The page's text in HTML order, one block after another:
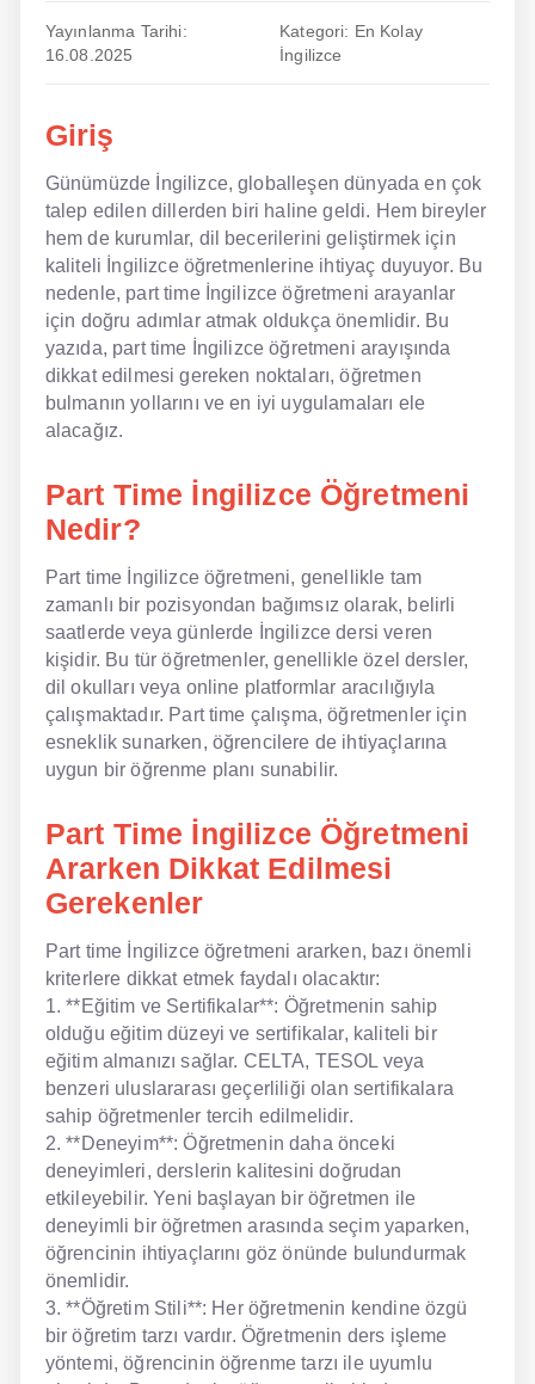
En Ucuz İngilizce
Hızlı İngilizce
İngilizce Kursu Yorum
İngilizce Kursu
NLP İngilizce
Offline İngilizce
Sözlük
Tavsiyeler
Gizlilik Politikası
Bize Ulaşın
Yayınlanma Tarihi:
16.08.2025
Kategori: En Kolay
İngilizce
Giriş
Günümüzde İngilizce, globalleşen dünyada en çok
talep edilen dillerden biri haline geldi. Hem bireyler
hem de kurumlar, dil becerilerini geliştirmek için
kaliteli İngilizce öğretmenlerine ihtiyaç duyuyor. Bu
nedenle, part time İngilizce öğretmeni arayanlar
için doğru adımlar atmak oldukça önemlidir. Bu
yazıda, part time İngilizce öğretmeni arayışında
dikkat edilmesi gereken noktaları, öğretmen
bulmanın yollarını ve en iyi uygulamaları ele
alacağız.
Part Time İngilizce Öğretmeni
Nedir?
Part time İngilizce öğretmeni, genellikle tam
zamanlı bir pozisyondan bağımsız olarak, belirli
saatlerde veya günlerde İngilizce dersi veren
kişidir. Bu tür öğretmenler, genellikle özel dersler,
dil okulları veya online platformlar aracılığıyla
çalışmaktadır. Part time çalışma, öğretmenler için
esneklik sunarken, öğrencilere de ihtiyaçlarına
uygun bir öğrenme planı sunabilir.
Part Time İngilizce Öğretmeni
Ararken Dikkat Edilmesi
Gerekenler
Part time İngilizce öğretmeni ararken, bazı önemli
kriterlere dikkat etmek faydalı olacaktır:
1. **Eğitim ve Sertifikalar**: Öğretmenin sahip
olduğu eğitim düzeyi ve sertifikalar, kaliteli bir
eğitim almanızı sağlar. CELTA, TESOL veya
benzeri uluslararası geçerliliği olan sertifikalara
sahip öğretmenler tercih edilmelidir.
2. **Deneyim**: Öğretmenin daha önceki
deneyimleri, derslerin kalitesini doğrudan
etkileyebilir. Yeni başlayan bir öğretmen ile
deneyimli bir öğretmen arasında seçim yaparken,
öğrencinin ihtiyaçlarını göz önünde bulundurmak
önemlidir.
3. **Öğretim Stili**: Her öğretmenin kendine özgü
bir öğretim tarzı vardır. Öğretmenin ders işleme
yöntemi, öğrencinin öğrenme tarzı ile uyumlu